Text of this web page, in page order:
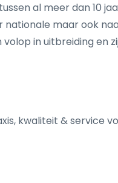
al meer dan 10
maar ook
in uitbreiding en
​kwaliteit​ ​&​ ​service